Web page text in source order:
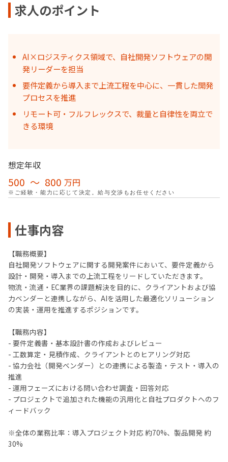
求人のポイント
AI×ロジスティクス領域で、自社開発ソフトウェアの開
発リーダーを担当
要件定義から導入まで上流工程を中心に、一貫した開発
プロセスを推進
リモート可・フルフレックスで、裁量と自律性を両立で
きる環境
想定年収
500 〜 800 万円
※ご経験・能力に応じて決定。給与交渉もお任せください
仕事内容
【職務概要】
自社開発ソフトウェアに関する開発案件において、要件定義から
設計・開発・導入までの上流工程をリードしていただきます。
物流・流通・EC業界の課題解決を目的に、クライアントおよび協
力ベンダーと連携しながら、AIを活用した最適化ソリューション
の実装・運用を推進するポジションです。
【職務内容】
- 要件定義書・基本設計書の作成およびレビュー
- 工数算定・見積作成、クライアントとのヒアリング対応
- 協力会社（開発ベンダー）との連携による製造・テスト・導入の
推進
- 運用フェーズにおける問い合わせ調査・回答対応
- プロジェクトで追加された機能の汎用化と自社プロダクトへのフ
ィードバック
※全体の業務比率：導入プロジェクト対応 約70%、製品開発 約
30%